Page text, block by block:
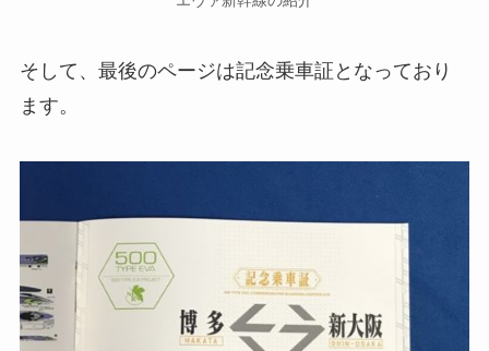
そして、最後のページは記念乗車証となっており
ます。